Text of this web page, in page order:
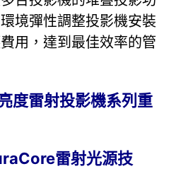
境彈性調整投影機安裝
用，達到最佳效率的管
度雷射投影機系列重
雷射光源技